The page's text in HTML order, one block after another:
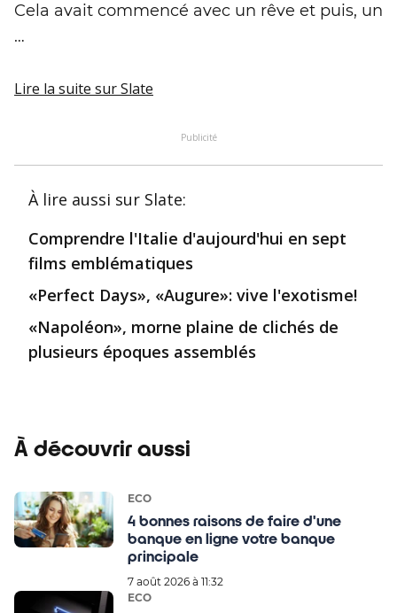
Cela avait commencé avec un rêve et puis, un
…
Lire la suite sur Slate
Publicité
À lire aussi sur Slate:
Comprendre l'Italie d'aujourd'hui en sept
films emblématiques
«Perfect Days», «Augure»: vive l'exotisme!
«Napoléon», morne plaine de clichés de
plusieurs époques assemblés
À découvrir aussi
ECO
4 bonnes raisons de faire d'une
banque en ligne votre banque
principale
7 août 2026 à 11:32
ECO